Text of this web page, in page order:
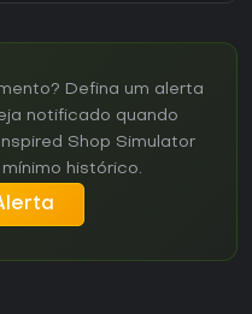
Defina um alerta
notificado quando
Shop Simulator
histórico.